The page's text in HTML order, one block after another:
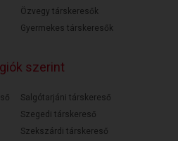
Özvegy társkeresők
Gyermekes társkeresők
szerint
Salgótarjáni társkereső
Szegedi társkereső
Szekszárdi társkereső